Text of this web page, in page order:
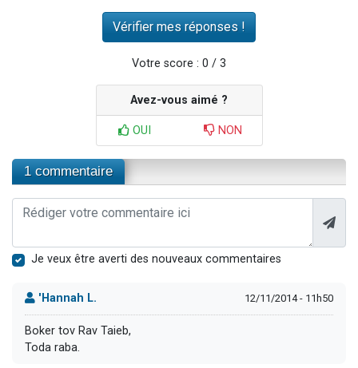
Votre score : 0 / 3
Avez-vous aimé ?
OUI NON
1 commentaire
Je veux être averti des nouveaux commentaires
'Hannah L. 12/11/2014 - 11h50
Boker tov Rav Taieb,
Toda raba.